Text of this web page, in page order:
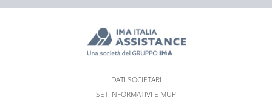
DATI SOCIETARI
SET INFORMATIVI E MUP